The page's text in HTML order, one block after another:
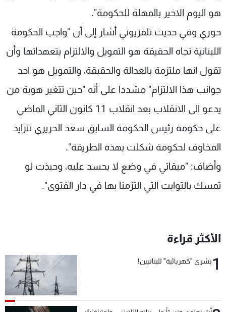
هو اليوم الاخير بالمهلة للحكومة".
حوري وفي حديث تلفزيوني أشار إلى أن "واجب الحكومة
اللبنانية تجاه الحقيقة هو التمويل والالتزام بتعهداتها وأن
تقول انها ملتزمة بالعدالة والحقيقة، والتمويل هو احد
جوانب هذا الالتزام" مشددا على أنه "حين تتغير هوية من
يدعو الى الانقلاب بعد انقلاب 11 كانون الثاني الماضي
على حكومة رئيس الحكومة السابق سعد الحريري تتزايد
المخاوف لحكومة شكلت بهذه الطريقة".
وأضاف: "ميقاتي في وضع لا يحسد عليه، وحبذت لو
تمسك بالثوابت التي التزمنا بها في دار الفتوى".
الأكثر قراءة
1بشرى "كهربائية" للبنانيين!
الإنـتـاج
تواصل معنا
شروط الإسـتخدام
سياسة الخصوصية